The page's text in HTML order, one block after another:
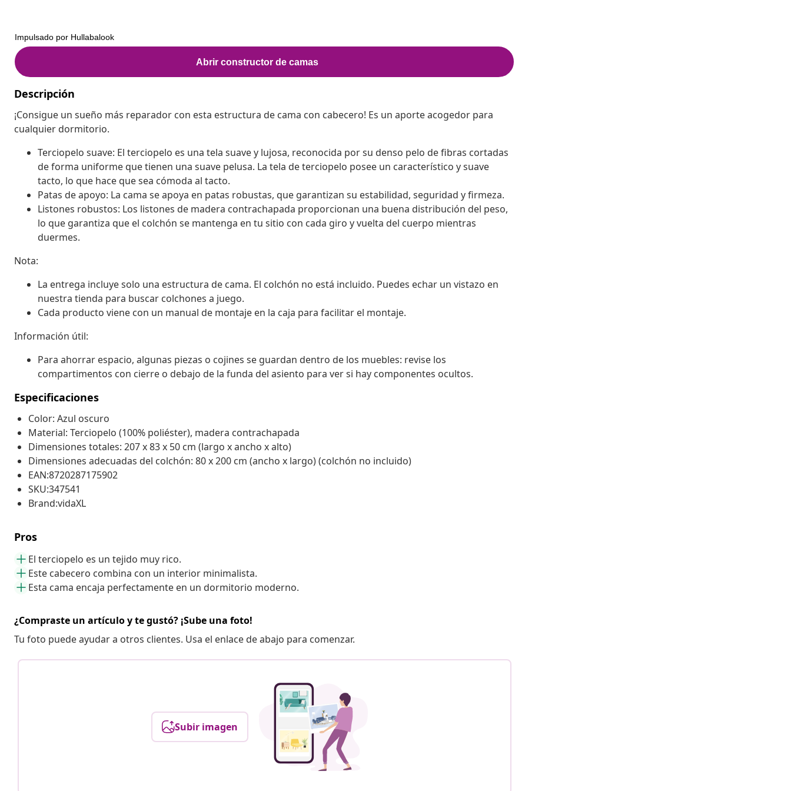
Descripción
¡Consigue un sueño más reparador con esta estructura de cama con cabecero! Es un aporte acogedor para
cualquier dormitorio.
Terciopelo suave: El terciopelo es una tela suave y lujosa, reconocida por su denso pelo de fibras cortadas
de forma uniforme que tienen una suave pelusa. La tela de terciopelo posee un característico y suave
tacto, lo que hace que sea cómoda al tacto.
Patas de apoyo: La cama se apoya en patas robustas, que garantizan su estabilidad, seguridad y firmeza.
Listones robustos: Los listones de madera contrachapada proporcionan una buena distribución del peso,
lo que garantiza que el colchón se mantenga en tu sitio con cada giro y vuelta del cuerpo mientras
duermes.
Nota:
La entrega incluye solo una estructura de cama. El colchón no está incluido. Puedes echar un vistazo en
nuestra tienda para buscar colchones a juego.
Cada producto viene con un manual de montaje en la caja para facilitar el montaje.
Información útil:
Para ahorrar espacio, algunas piezas o cojines se guardan dentro de los muebles: revise los
compartimentos con cierre o debajo de la funda del asiento para ver si hay componentes ocultos.
Especificaciones
Color: Azul oscuro
Material: Terciopelo (100% poliéster), madera contrachapada
Dimensiones totales: 207 x 83 x 50 cm (largo x ancho x alto)
Dimensiones adecuadas del colchón: 80 x 200 cm (ancho x largo) (colchón no incluido)
EAN:8720287175902
SKU:347541
Brand:vidaXL
Pros
El terciopelo es un tejido muy rico.
Este cabecero combina con un interior minimalista.
Esta cama encaja perfectamente en un dormitorio moderno.
¿Compraste un artículo y te gustó? ¡Sube una foto!
Tu foto puede ayudar a otros clientes. Usa el enlace de abajo para comenzar.
Subir imagen